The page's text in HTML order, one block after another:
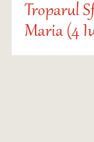
Troparul
Maria (4